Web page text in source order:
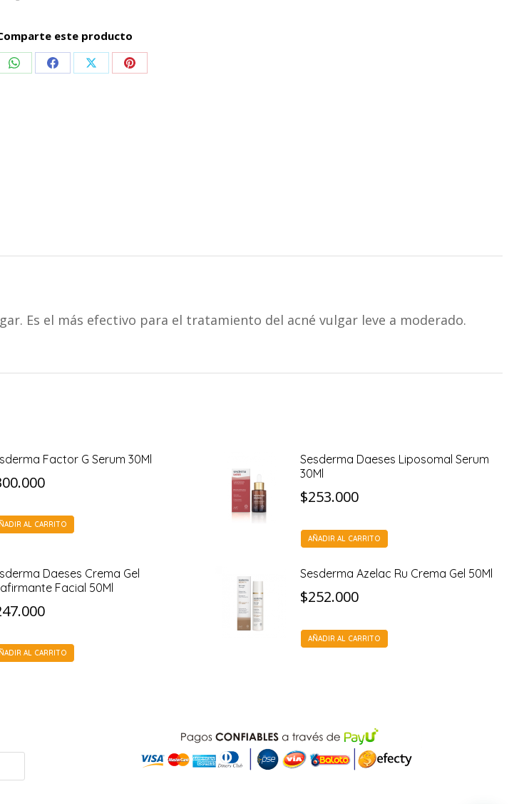
este producto
CompartirCompartirCompartirCompartir
Es el más efectivo para el tratamiento del acné vulgar leve a moderado.
Factor G Serum 30Ml
AL CARRITO
Sesderma Daeses Liposomal Serum
30Ml
$253.000
AÑADIR AL CARRITO
Daeses Crema Gel
Facial 50Ml
AL CARRITO
Sesderma Azelac Ru Crema Gel 50Ml
$252.000
AÑADIR AL CARRITO